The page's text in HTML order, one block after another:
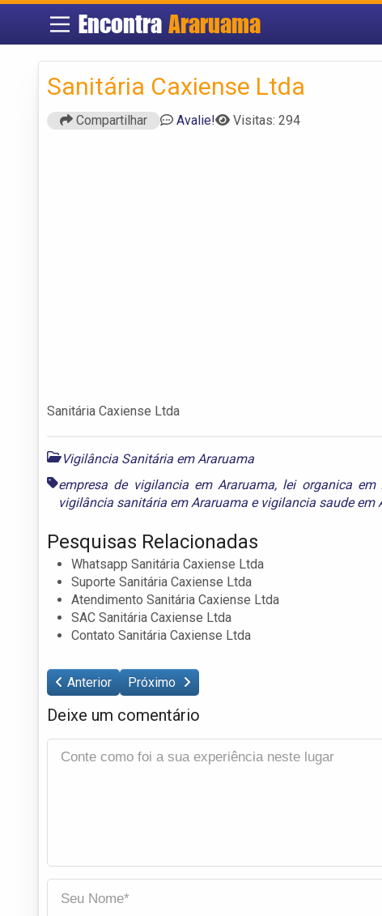
EncontraAraruama
Sanitária Caxiense Ltda
Compartilhar Avalie! Visitas: 294
Sanitária Caxiense Ltda
Vigilância Sanitária em Araruama
empresa de vigilancia em Araruama, lei organica em
vigilância sanitária em Araruama e vigilancia saude em
Pesquisas Relacionadas
Whatsapp Sanitária Caxiense Ltda
Suporte Sanitária Caxiense Ltda
Atendimento Sanitária Caxiense Ltda
SAC Sanitária Caxiense Ltda
Contato Sanitária Caxiense Ltda
Anterior Próximo
Deixe um comentário